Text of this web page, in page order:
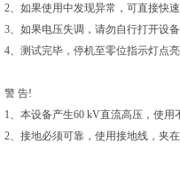
2、如果使用中发现异常，可直接快
3、如果电压失调，请勿自行打开设
4、测试完毕，停机至零位指示灯点
警 告!
1、本设备产生60 kV直流高压，使
2、接地必须可靠，使用接地线，夹